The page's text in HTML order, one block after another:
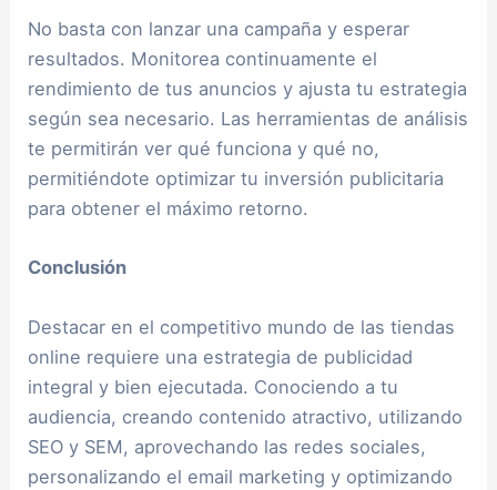
No basta con lanzar una campaña y esperar
resultados. Monitorea continuamente el
rendimiento de tus anuncios y ajusta tu estrategia
según sea necesario. Las herramientas de análisis
te permitirán ver qué funciona y qué no,
permitiéndote optimizar tu inversión publicitaria
para obtener el máximo retorno.
Conclusión
Destacar en el competitivo mundo de las tiendas
online requiere una estrategia de publicidad
integral y bien ejecutada. Conociendo a tu
audiencia, creando contenido atractivo, utilizando
SEO y SEM, aprovechando las redes sociales,
personalizando el email marketing y optimizando